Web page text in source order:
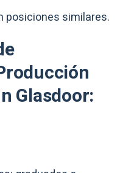
posiciones similares.
Glasdoor: